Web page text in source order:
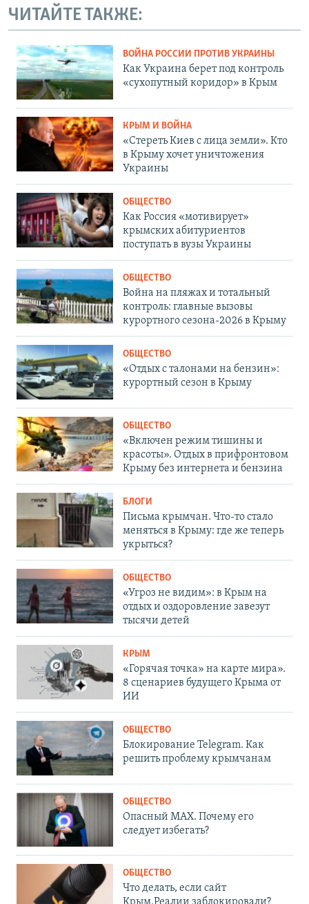
ЧИТАЙТЕ ТАКЖЕ:
ВОЙНА РОССИИ ПРОТИВ УКРАИНЫ
Как Украина берет под контроль
«сухопутный коридор» в Крым
КРЫМ И ВОЙНА
«Стереть Киев с лица земли». Кто
в Крыму хочет уничтожения
Украины
ОБЩЕСТВО
Как Россия «мотивирует»
крымских абитуриентов
поступать в вузы Украины
ОБЩЕСТВО
Война на пляжах и тотальный
контроль: главные вызовы
курортного сезона-2026 в Крыму
ОБЩЕСТВО
«Отдых с талонами на бензин»:
курортный сезон в Крыму
ОБЩЕСТВО
«Включен режим тишины и
красоты». Отдых в прифронтовом
Крыму без интернета и бензина
БЛОГИ
Письма крымчан. Что-то стало
меняться в Крыму: где же теперь
укрыться?
ОБЩЕСТВО
«Угроз не видим»: в Крым на
отдых и оздоровление завезут
тысячи детей
КРЫМ
«Горячая точка» на карте мира».
8 сценариев будущего Крыма от
ИИ
ОБЩЕСТВО
Блокирование Telegram. Как
решить проблему крымчанам
ОБЩЕСТВО
Опасный MAX. Почему его
следует избегать?
ОБЩЕСТВО
Что делать, если сайт